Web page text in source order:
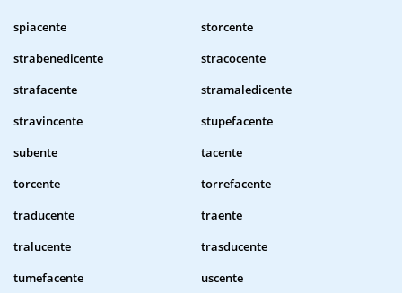
spiacente
storcente
strabenedicente
stracocente
strafacente
stramaledicente
stravincente
stupefacente
subente
tacente
torcente
torrefacente
traducente
traente
tralucente
trasducente
tumefacente
uscente